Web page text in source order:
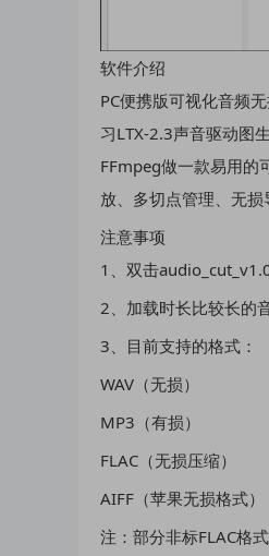
软件介绍
PC便携版可视化音频
习LTX-2.3声音驱动图
FFmpeg做一款易用的
放、多切点管理、无损
注意事项
1、双击
2、加载时长比较长的
3、目前支持的格式：
WAV（无损）
MP3（有损）
FLAC（无损压缩）
AIFF（苹果无损格式）
注：部分非标FLAC格